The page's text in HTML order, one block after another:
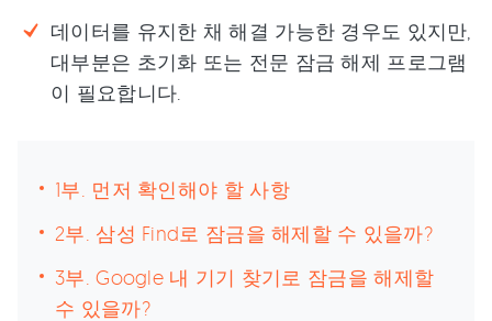
데이터를 유지한 채 해결 가능한 경우도 있지만,
대부분은 초기화 또는 전문 잠금 해제 프로그램
이 필요합니다.
1부. 먼저 확인해야 할 사항
2부. 삼성 Find로 잠금을 해제할 수 있을까?
3부. Google 내 기기 찾기로 잠금을 해제할
수 있을까?